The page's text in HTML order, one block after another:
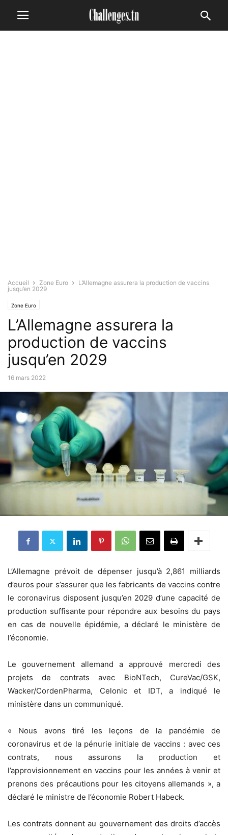
Accueil Zone Euro
L’Allemagne assurera la production de vaccins
jusqu’en 2029
Zone Euro
L’Allemagne assurera la
production de vaccins
jusqu’en 2029
16 mars 2022
L’Allemagne prévoit de dépenser jusqu’à 2,861 milliards
d’euros pour s’assurer que les fabricants de vaccins contre
le coronavirus disposent jusqu’en 2029 d’une capacité de
production suffisante pour répondre aux besoins du pays
en cas de nouvelle épidémie, a déclaré le ministère de
l’économie.
Le gouvernement allemand a approuvé mercredi des
projets de contrats avec BioNTech, CureVac/GSK,
Wacker/CordenPharma, Celonic et IDT, a indiqué le
ministère dans un communiqué.
« Nous avons tiré les leçons de la pandémie de
coronavirus et de la pénurie initiale de vaccins : avec ces
contrats, nous assurons la production et
l’approvisionnement en vaccins pour les années à venir et
prenons des précautions pour les citoyens allemands », a
déclaré le ministre de l’économie Robert Habeck.
Les contrats donnent au gouvernement des droits d’accès